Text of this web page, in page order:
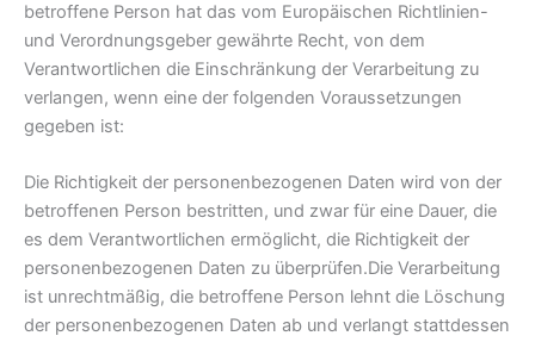
betroffene Person hat das vom Europäischen Richtlinien-
und Verordnungsgeber gewährte Recht, von dem
Verantwortlichen die Einschränkung der Verarbeitung zu
verlangen, wenn eine der folgenden Voraussetzungen
gegeben ist:
Die Richtigkeit der personenbezogenen Daten wird von der
betroffenen Person bestritten, und zwar für eine Dauer, die
es dem Verantwortlichen ermöglicht, die Richtigkeit der
personenbezogenen Daten zu überprüfen.Die Verarbeitung
ist unrechtmäßig, die betroffene Person lehnt die Löschung
der personenbezogenen Daten ab und verlangt stattdessen